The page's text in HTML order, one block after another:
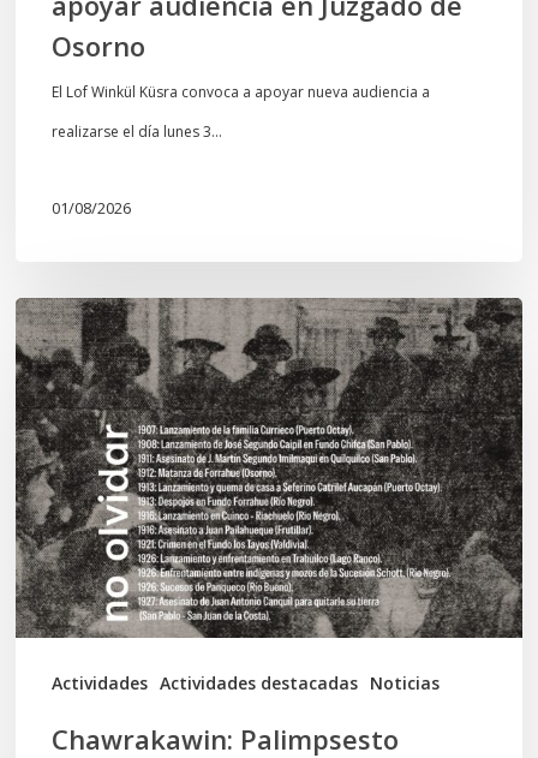
Osorno
El Lof Winkül Küsra convoca a apoyar nueva audiencia a
realizarse el día lunes 3…
01/08/2026
Actividades Actividades destacadas Noticias
Chawrakawin:
Palimpsesto
explora
a
través
del
arte
las
tensiones
documentales
Chawrakawin: Palimpsesto